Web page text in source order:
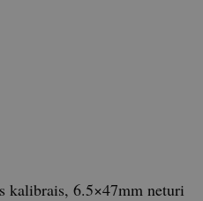
kalibrais, 6.5×47mm neturi